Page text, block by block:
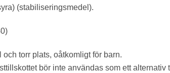
(stabiliseringsmedel).
torr plats, oåtkomligt för barn.
bör inte användas som ett